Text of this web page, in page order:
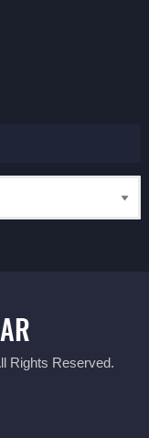
Rights Reserved.